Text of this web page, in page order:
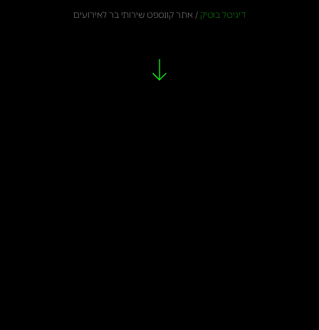
דיגיטל בוטיק/ אתר קונספט שירותי בר לאירועים